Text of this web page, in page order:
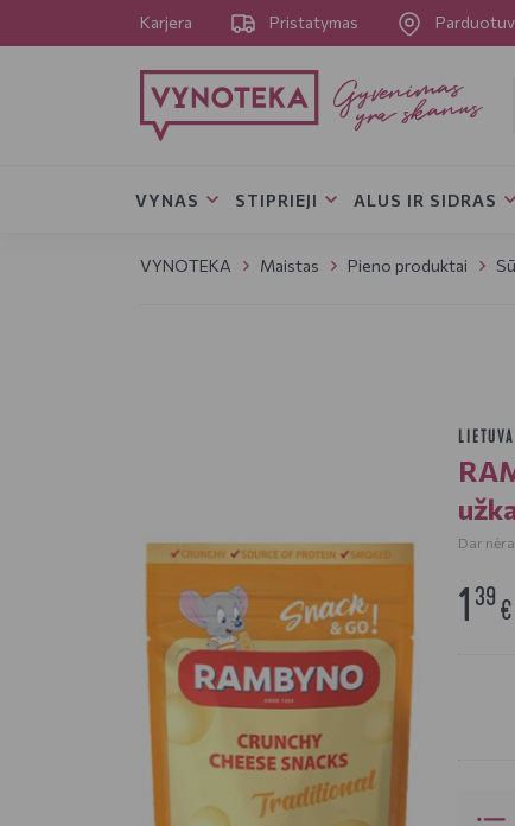
Karjera Pristatymas
VYNAS STIPRIEJI ALUS IR SIDRAS
VYNOTEKA Maistas Pieno produktai
LIETUVA
Dar
1 39€